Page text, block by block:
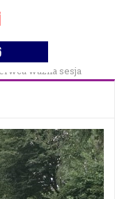
ważna sesja